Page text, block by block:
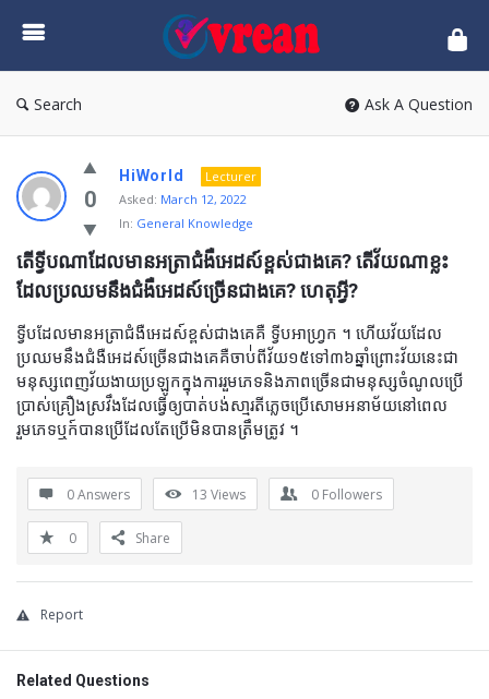
vrean.com
Search Ask A Question
0
HiWorld
Lecturer
Asked: March 12, 2022
In: General Knowledge
តើទ្វីបណាដែលមានអត្រាជំងឺអេដស៍ខ្ពស់ជាងគេ? តើវ័យណាខ្លះ
ដែលប្រឈមនឹងជំងឺអេដស៍ច្រើនជាងគេ? ហេតុអ្វី?
ទ្វីបដែលមានអត្រាជំងឺអេដស៍ខ្ពស់ជាងគេគឺ ទ្វីបអាហ្រ្វក ។ ហើយវ័យដែល
ប្រឈមនឹងជំងឺអេដស៍ច្រើនជាងគេគឺចាប់់ពីវ័យ១៥ទៅ៣៦ឆ្នាំព្រោះវ័យនេះជា
មនុស្សពេញវ័យងាយប្រឡូកក្នុងការរួមភេទនិងភាពច្រើនជាមនុស្សចំណូលប្រើ
ប្រាស់គ្រឿងស្រវឹងដែលធ្វើឲ្យបាត់បង់សា្មរតីភ្លេចប្រើសោមអនាម័យនៅពេល
រួមភេទឬក៍បានប្រើដែលតែប្រើមិនបានត្រឹមត្រូវ ។
0 Answers 13 Views 0 Followers
0 Share
Report
Related Questions